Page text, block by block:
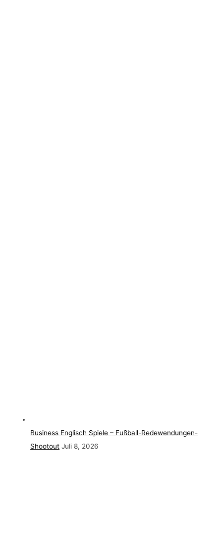
Business Englisch Spiele – Fußball-Redewendungen-
Shootout Juli 8, 2026